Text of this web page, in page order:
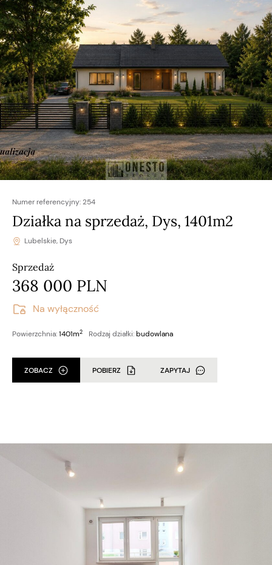
Na wyłączność
Numer referencyjny:254
Działka na sprzedaż, Dys, 1401m2
Lubelskie, Dys
Sprzedaż
368 000 PLN
Powierzchnia:1401m2 Rodzaj działki:budowlana
ZOBACZ POBIERZ ZAPYTAJ